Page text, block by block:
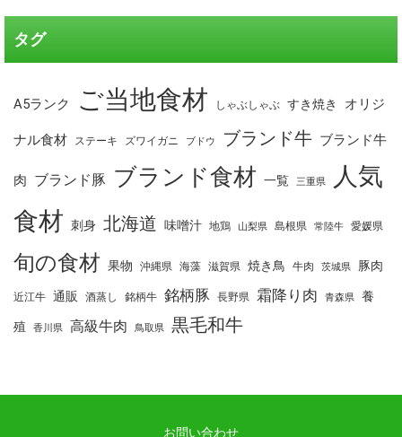
タグ
A5ランク ご当地食材 しゃぶしゃぶ すき焼き オリジ
ナル食材 ステーキ ズワイガニ ブドウ ブランド牛 ブランド牛
肉 ブランド豚 ブランド食材 一覧 三重県
人気
食材 刺身 北海道 味噌汁 地鶏 山梨県 島根県 常陸牛 愛媛県
旬の食材 果物 沖縄県 海藻 滋賀県 焼き鳥 牛肉 茨城県 豚肉
近江牛 通販 酒蒸し 銘柄牛 銘柄豚 長野県 霜降り肉 青森県 養
殖 香川県 高級牛肉 鳥取県 黒毛和牛
お問い合わせ